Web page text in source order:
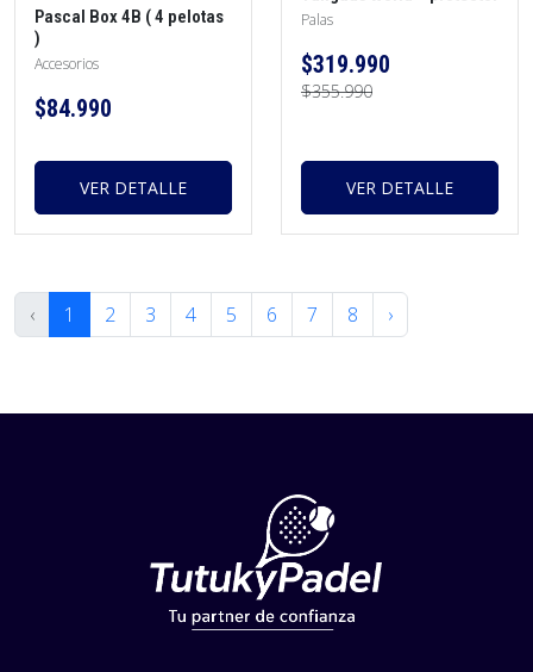
Pascal Box 4B ( 4 pelotas
)
Accesorios
$84.990
VER DETALLE
+ funda + overgrip
Palas
$319.990
$355.990
VER DETALLE
‹ 1 2 3 4 5 6 7 8 ›